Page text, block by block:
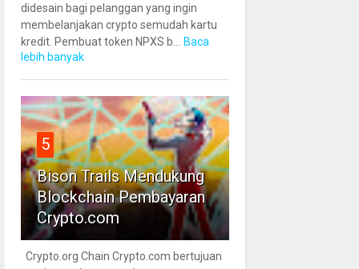
didesain bagi pelanggan yang ingin
membelanjakan crypto semudah kartu
kredit. Pembuat token NPXS b...
Baca
lebih banyak
5
Bison Trails Mendukung
Blockchain Pembayaran
Crypto.com
Crypto.org Chain Crypto.com bertujuan